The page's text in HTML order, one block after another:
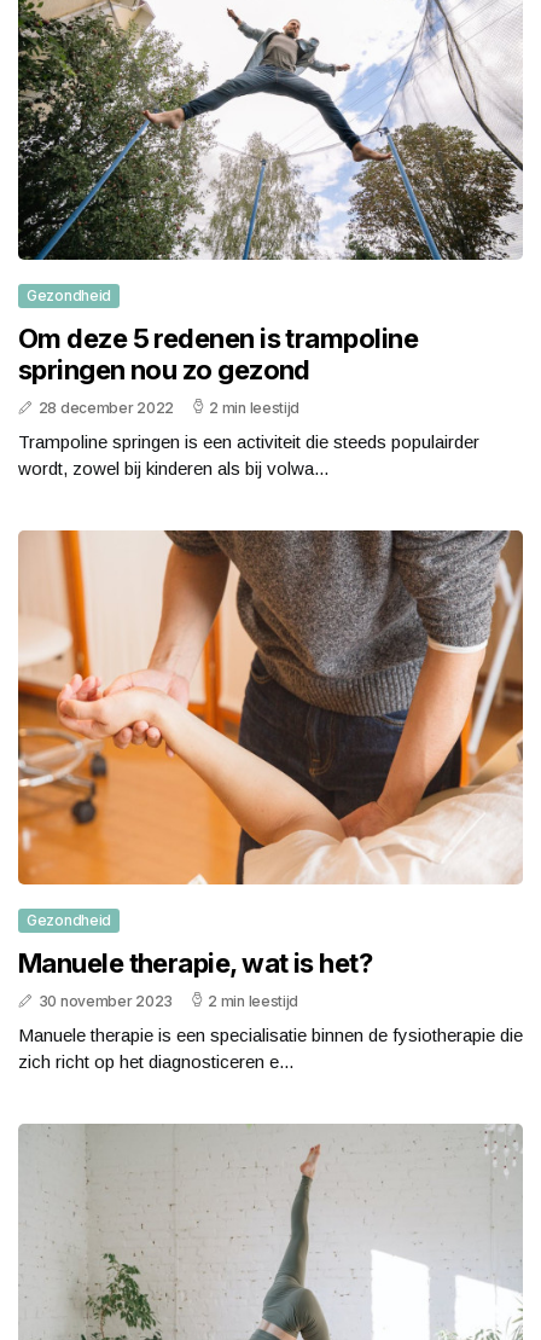
Gezondheid
Om deze 5 redenen is trampoline
springen nou zo gezond
28 december 2022 2 min leestijd
Trampoline springen is een activiteit die steeds populairder
wordt, zowel bij kinderen als bij volwa...
Gezondheid
Manuele therapie, wat is het?
30 november 2023 2 min leestijd
Manuele therapie is een specialisatie binnen de fysiotherapie die
zich richt op het diagnosticeren e...